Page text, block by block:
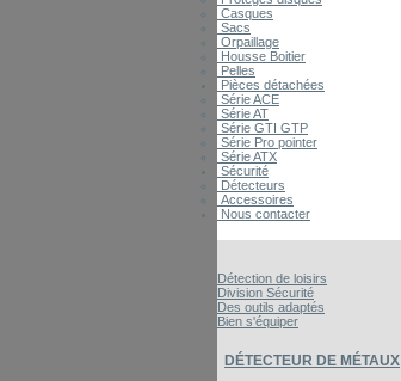
Casques
Sacs
Orpaillage
Housse Boitier
Pelles
Pièces détachées
Série ACE
Série AT
Série GTI GTP
Série Pro pointer
Série ATX
Sécurité
Détecteurs
Accessoires
Nous contacter
Détection de loisirs
Division Sécurité
Des outils adaptés
Bien s'équiper
DÉTECTEUR DE MÉTAUX